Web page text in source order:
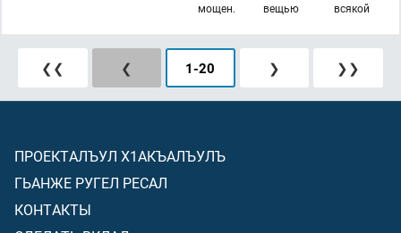
всякой
вещью
мощен.
❮❮ ❮ 1-20 ❯ ❯❯
ПРОЕКТАЛЪУЛ Х1АКЪАЛЪУЛЪ
ГЬАНЖЕ РУГЕЛ РЕСАЛ
КОНТАКТЫ